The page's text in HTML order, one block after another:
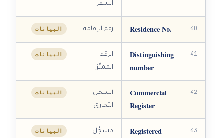
السفر
40
Residence No. رقم الإقامة البيانات
41
Distinguishing
number
الرقم
المميِّز
البيانات
42
Commercial
Register
السجل
التجاري
البيانات
43
Registered
مسجَّل
البيانات